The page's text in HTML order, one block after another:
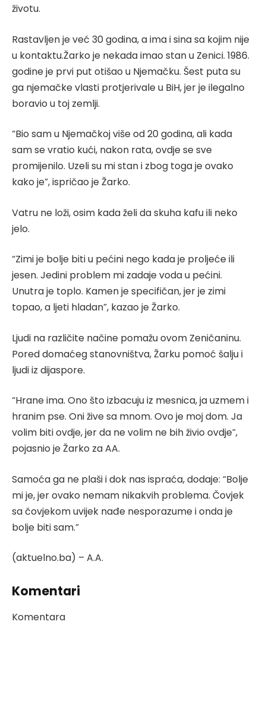
životu.
Rastavljen je već 30 godina, a ima i sina sa kojim nije
u kontaktu.Žarko je nekada imao stan u Zenici. 1986.
godine je prvi put otišao u Njemačku. Šest puta su
ga njemačke vlasti protjerivale u BiH, jer je ilegalno
boravio u toj zemlji.
“Bio sam u Njemačkoj više od 20 godina, ali kada
sam se vratio kući, nakon rata, ovdje se sve
promijenilo. Uzeli su mi stan i zbog toga je ovako
kako je”, ispričao je Žarko.
Vatru ne loži, osim kada želi da skuha kafu ili neko
jelo.
“Zimi je bolje biti u pećini nego kada je proljeće ili
jesen. Jedini problem mi zadaje voda u pećini.
Unutra je toplo. Kamen je specifičan, jer je zimi
topao, a ljeti hladan”, kazao je Žarko.
Ljudi na različite načine pomažu ovom Zeničaninu.
Pored domaćeg stanovništva, Žarku pomoć šalju i
ljudi iz dijaspore.
“Hrane ima. Ono što izbacuju iz mesnica, ja uzmem i
hranim pse. Oni žive sa mnom. Ovo je moj dom. Ja
volim biti ovdje, jer da ne volim ne bih živio ovdje”,
pojasnio je Žarko za AA.
Samoća ga ne plaši i dok nas ispraća, dodaje: “Bolje
mi je, jer ovako nemam nikakvih problema. Čovjek
sa čovjekom uvijek nađe nesporazume i onda je
bolje biti sam.”
(aktuelno.ba) – A.A.
Komentari
Komentara